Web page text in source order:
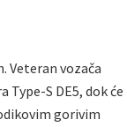
Veteran vozača
S DE5, dok će
gorivim